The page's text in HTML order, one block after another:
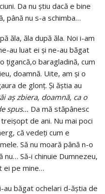
Da nu ştiu dacă e bine
până nu s-a schimba…
ăla, ăla după ăla. Noi i-am
au luat ei şi ne-au băgat
ţigancă,o baragladină, cum
doamnă. Uite, am şi o
de glonţ. Şi ăştia au
aş zbiera, doamnă, ca o
spus… Da mă stăpânesc
de ani. Nu mai poci
că vedeţi cum e
Să nu moară până n-o
Să-i chinuie Dumnezeu,
ei pe mine…
băgat ochelari d-ăştia de